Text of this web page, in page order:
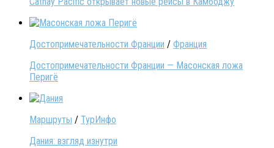
Достопримечательности Франции / Франция
Достопримечательности Франции — Масонская ложа
Перигё
Маршруты / ТурИнфо
Дания: взгляд изнутри